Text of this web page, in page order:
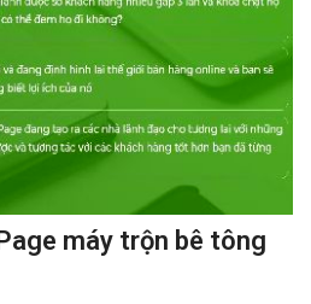
máy trộn bê tông